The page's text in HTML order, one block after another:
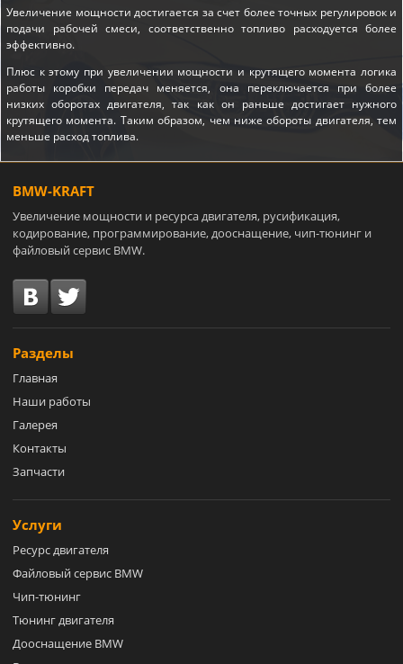
Увеличение мощности достигается за счет более точных регулировок и
подачи рабочей смеси, соответственно топливо расходуется более
эффективно.
Плюс к этому при увеличении мощности и крутящего момента логика
работы коробки передач меняется, она переключается при более
низких оборотах двигателя, так как он раньше достигает нужного
крутящего момента. Таким образом, чем ниже обороты двигателя, тем
меньше расход топлива.
BMW-KRAFT
Увеличение мощности и ресурса двигателя, русификация,
кодирование, программирование, дооснащение, чип-тюнинг и
файловый сервис BMW.
Разделы
Главная
Наши работы
Галерея
Контакты
Запчасти
Услуги
Ресурс двигателя
Файловый сервис BMW
Чип-тюнинг
Тюнинг двигателя
Дооснащение BMW